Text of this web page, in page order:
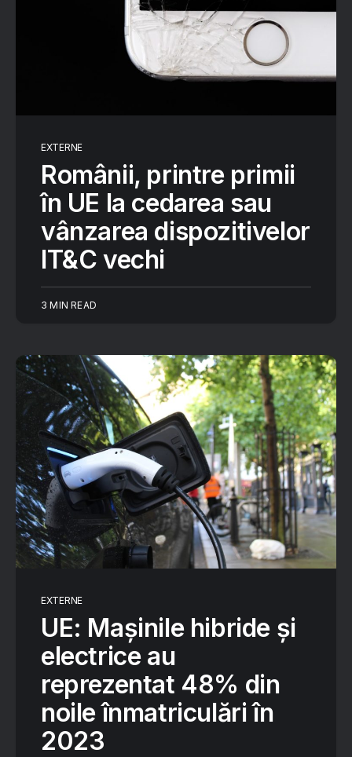
EXTERNE
Românii, printre primii
în UE la cedarea sau
vânzarea dispozitivelor
IT&C vechi
3 MIN READ
EXTERNE
UE: Mașinile hibride și
electrice au
reprezentat 48% din
noile înmatriculări în
2023